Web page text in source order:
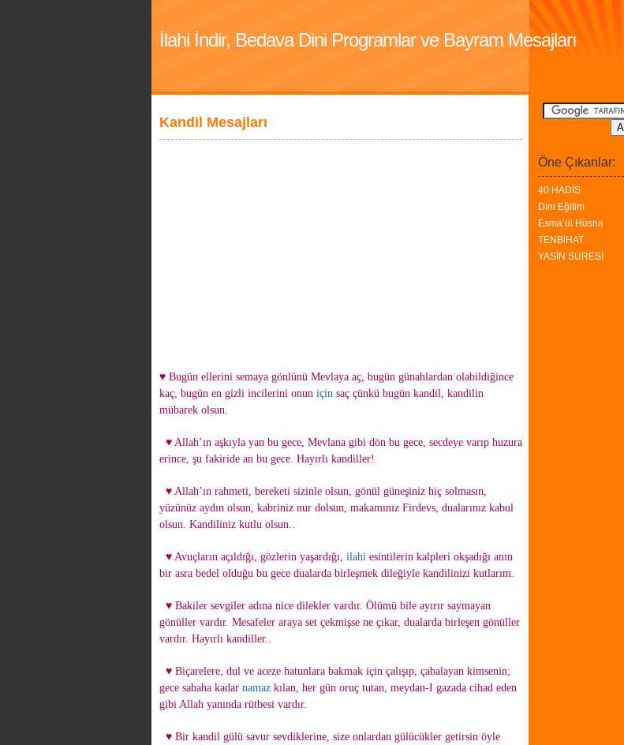
İlahi İndir, Bedava Dini Programlar ve Bayram Mesajları
Kandil Mesajları
♥ Bugün ellerini semaya gönlünü Mevlaya aç, bugün günahlardan olabildiğince
kaç, bugün en gizli incilerini onun için saç çünkü bugün kandil, kandilin
mübarek olsun.
♥ Allah’ın aşkıyla yan bu gece, Mevlana gibi dön bu gece, secdeye varıp huzura
erince, şu fakiride an bu gece. Hayırlı kandiller!
♥ Allah’ın rahmeti, bereketi sizinle olsun, gönül güneşiniz hiç solmasın,
yüzünüz aydın olsun, kabriniz nur dolsun, makamınız Firdevs, dualarınız kabul
olsun. Kandiliniz kutlu olsun..
♥ Avuçların açıldığı, gözlerin yaşardığı, ilahi esintilerin kalpleri okşadığı anın
bir asra bedel olduğu bu gece dualarda birleşmek dileğiyle kandilinizi kutlarım.
♥ Bakiler sevgiler adına nice dilekler vardır. Ölümü bile ayırır saymayan
gönüller vardır. Mesafeler araya set çekmişse ne çıkar, dualarda birleşen gönüller
vardır. Hayırlı kandiller..
♥ Biçarelere, dul ve aceze hatunlara bakmak için çalışıp, çabalayan kimsenin;
gece sabaha kadar namaz kılan, her gün oruç tutan, meydan-I gazada cihad eden
gibi Allah yanında rütbesi vardır.
♥ Bir kandil gülü savur sevdiklerine, size onlardan gülücükler getirsin öyle
Öne Çıkanlar:
40 HADİS
Dini Eğitim
Esma’ül Hüsna
TENBiHAT
YASİN SURESİ